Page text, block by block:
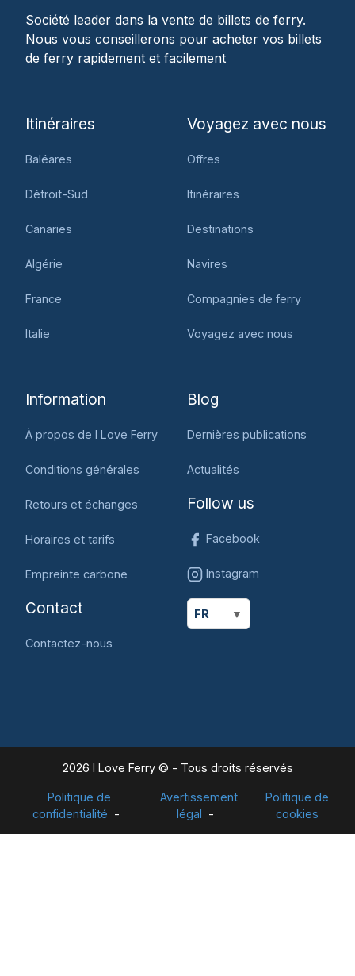
Société leader dans la vente de billets de ferry.
Nous vous conseillerons pour acheter vos billets
de ferry rapidement et facilement
Itinéraires
Baléares
Détroit-Sud
Canaries
Algérie
France
Italie
Voyagez avec nous
Offres
Itinéraires
Destinations
Navires
Compagnies de ferry
Voyagez avec nous
Information
À propos de I Love Ferry
Conditions générales
Retours et échanges
Horaires et tarifs
Empreinte carbone
Contact
Contactez-nous
Blog
Dernières publications
Actualités
Follow us
Facebook
Instagram
FR
2026 I Love Ferry © - Tous droits réservés
Politique de
confidentialité
Avertissement
légal
Politique de
cookies